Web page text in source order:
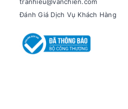
Đánh Giá Dịch Vụ Khách Hàng